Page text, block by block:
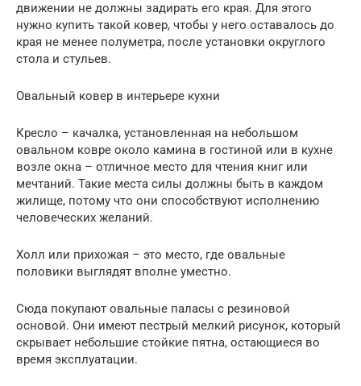
движении не должны задирать его края. Для этого
нужно купить такой ковер, чтобы у него оставалось до
края не менее полуметра, после установки округлого
стола и стульев.
Овальный ковер в интерьере кухни
Кресло – качалка, установленная на небольшом
овальном ковре около камина в гостиной или в кухне
возле окна – отличное место для чтения книг или
мечтаний. Такие места силы должны быть в каждом
жилище, потому что они способствуют исполнению
человеческих желаний.
Холл или прихожая – это место, где овальные
половики выглядят вполне уместно.
Сюда покупают овальные паласы с резиновой
основой. Они имеют пестрый мелкий рисунок, который
скрывает небольшие стойкие пятна, остающиеся во
время эксплуатации.